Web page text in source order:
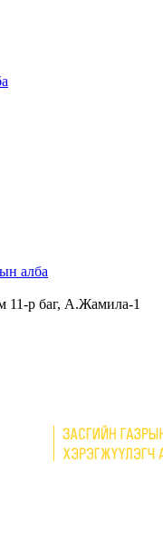
алба
11-р баг, А.Жамила-1